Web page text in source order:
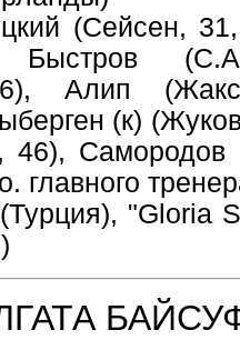
(Сейсен,
Алип
(к)
46),
главного
"Gloria